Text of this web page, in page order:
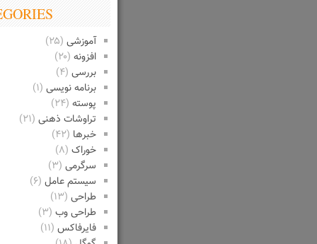
آموزشی (۲۵)
افزونه (۲۰)
بررسی (۴)
برنامه نویسی (۱)
پوسته (۲۴)
تراوشات ذهنی (۲۱)
خبرها (۴۲)
خوراک (۸)
سرگرمی (۳)
سیستم عامل (۶)
طراحی (۱۳)
طراحی وب (۳)
فایرفاکس (۱۱)